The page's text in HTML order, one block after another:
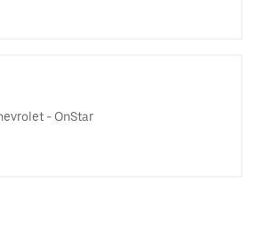
- OnStar